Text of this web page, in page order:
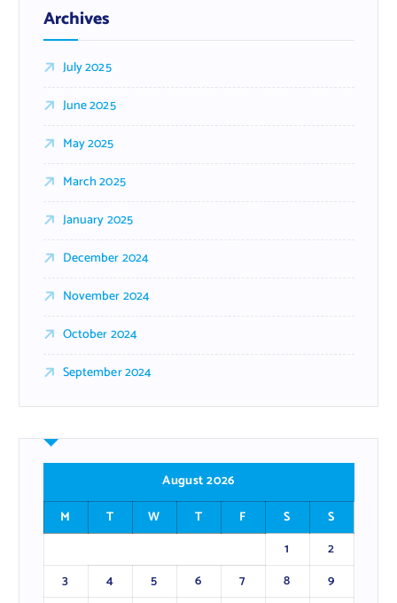
Archives
July 2025
June 2025
May 2025
March 2025
January 2025
December 2024
November 2024
October 2024
September 2024
August 2026
M
T W T F S
S
1
2
3
4 5 6 7 8
9